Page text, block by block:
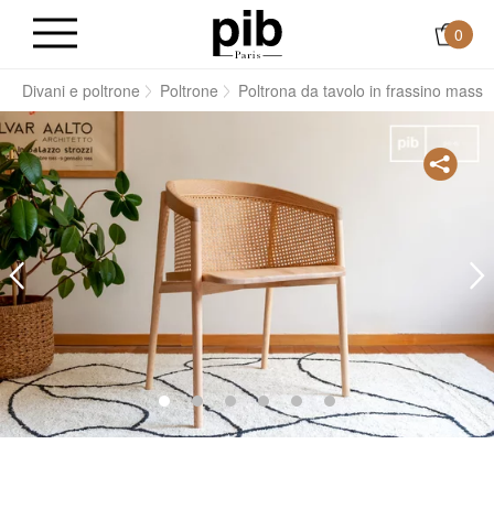
0
Divani e poltrone Poltrone Poltrona da tavolo in frassino